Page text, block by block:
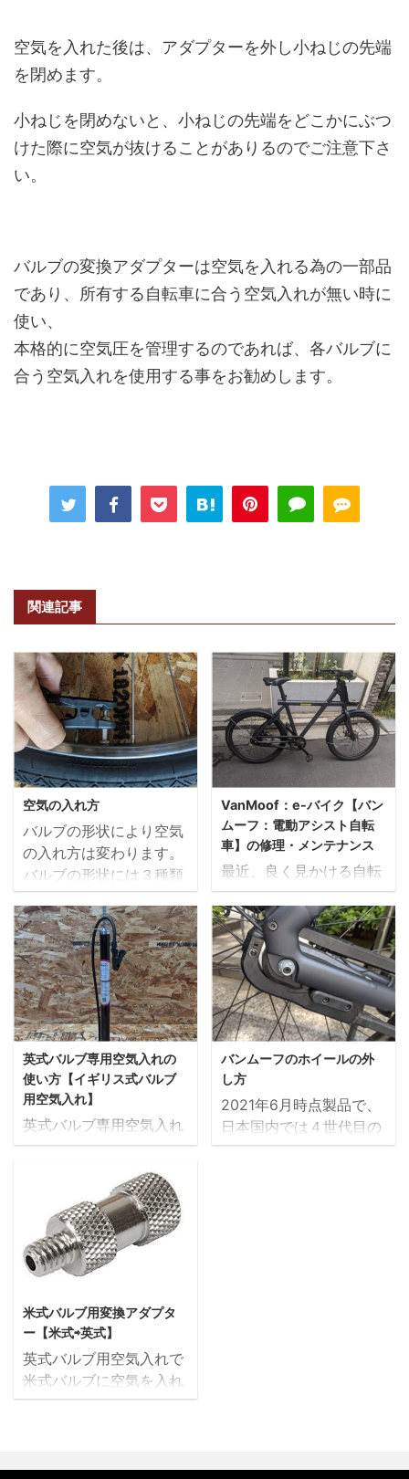
空気を入れた後は、アダプターを外し小ねじの先端
を閉めます。
小ねじを閉めないと、小ねじの先端をどこかにぶつ
けた際に空気が抜けることがありるのでご注意下さ
い。
バルブの変換アダプターは空気を入れる為の一部品
であり、所有する自転車に合う空気入れが無い時に
使い、
本格的に空気圧を管理するのであれば、各バルブに
合う空気入れを使用する事をお勧めします。
関連記事
空気の入れ方
バルブの形状により空気
の入れ方は変わります。
バルブの形状には３種類
あり、英式バルブ、仏式
バルブ、米式バルブによ
りそれぞれ違います。 英
式バルブの空気の入れ方
英式バルブの空気の入れ
方は、英式バルブ用の空
気入れを使います。空気
入れの先に英式バルブ用
のクリップが付いている
もので入れられます。 手
順は、 １、バルブキャッ
プを外します。 ２、ク
挟んで固定し空気入れを
いれます。 英式バルブ
用の空気入れが無い場
合、米式バルブ用空気れ
があれば英式を米式に反
VanMoof：e-バイク【バン
ムーフ：電動アシスト自転
車】の修理・メンテナンス
最近、良く見かける自転
車、オランダ製の電動ア
シスト自転車 VanMoof
！ スタイリッシュなスマ
ートバイクに見えます
が、電動アシスト自転車
です。 見た目は、次の様
な自転車です。 2021年
5月時点で、３世代目の
e-バイクがリリースされ
ています。 身長に合わせ
２タイプあり、色は、
Dark と Light を選べま
英式バルブ専用空気入れの
使い方【イギリス式バルブ
用空気入れ】
英式バルブ専用空気入れ
まず、英式バルブは次の
形状のバルブです。 日本
国内で、販売されている
自転車に一番多く使われ
ているバルブで、電動ア
シスト自転車、シティサ
イクル等に使用されてい
リス式バルブ】 英式
バルブ用空気入れは、次
のものになります。 米式
バルブ用空気入れ【フロ
バンムーフのホイールの外
し方
2021年6月時点製品で、
日本国内では４世代目の
ヴァンムーフがリリース
米式バルブ用変換アダプタ
ー【米式⇨英式】
英式バルブ用空気入れで
米式バルブに空気を入れ
るには、米式から英式に
変換するアダプターは次